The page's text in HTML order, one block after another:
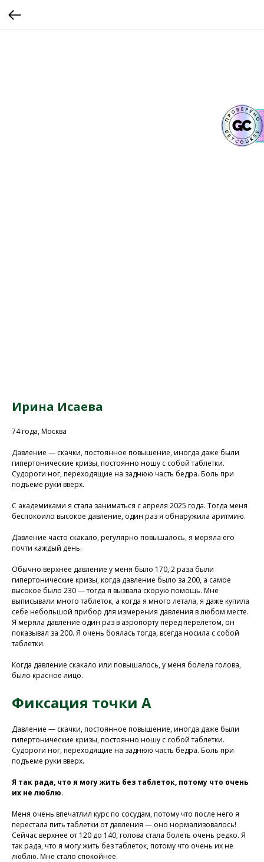
Ирина Исаева
74 года, Москва
Давление — скачки, постоянное повышение, иногда даже были
гипертонические кризы, постоянно ношу с собой таблетки.
Судороги ног, переходящие на заднюю часть бедра. Боль при
подъеме руки вверх.
С академиками я стала заниматься с апреля 2025 года. Тогда меня
беспокоило высокое давление, один раз я обнаружила аритмию.
Давление часто скакало, регулярно повышалось, я меряла его
почти каждый день.
Обычно верхнее давление у меня было 170, 2 раза были
гипертонические кризы, когда давление было за 200, а самое
высокое было 230 — тогда я вызвала скорую помощь. Мне
выписывали много таблеток, а когда я много летала, я даже купила
себе небольшой прибор для измерения давления в любом месте.
Я меряла давление один раз в аэропорту перед перелетом, он
показывал за 200. Я очень боялась тогда, всегда носила с собой
таблетки.
Когда давление скакало или повышалось, у меня болела голова,
было красное лицо.
Фиксация точки А
Давление — скачки, постоянное повышение, иногда даже были
гипертонические кризы, постоянно ношу с собой таблетки.
Судороги ног, переходящие на заднюю часть бедра. Боль при
подъеме руки вверх.
Я так рада, что я могу жить без таблеток, потому что очень
их не люблю.
Меня очень впечатлил курс по сосудам, потому что после него я
перестала пить таблетки от давления — оно нормализовалось!
Сейчас верхнее от 120 до 140, голова стала болеть очень редко. Я
так рада, что я могу жить без таблеток, потому что очень их не
люблю. Мне стало спокойнее.
Присоединяйтесь к
нашей программе, чтобы
восстановить здоровье